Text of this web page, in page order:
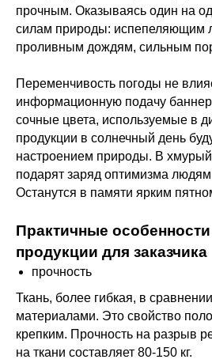
прочным. Оказываясь один на
силам природы: испепеляющим
проливным дождям, сильным
Переменчивость погоды не
информационную подачу
сочные цвета, используемые в
продукции в солнечный день
настроением природы. В
подарят заряд оптимизма
Останутся в памяти ярким
Практичные
продукции для заказчика
прочность
Ткань, более гибкая, в
материалами. Это свойство
крепким. Прочность на разрыв
на ткани составляет 80-150 кг.